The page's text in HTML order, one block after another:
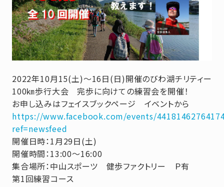
2022年10月15(土)～16日(日)開催のびわ湖チリティー
100㎞歩行大会 完歩に向けての練習会を開催！
お申し込みはフェイスブックページ イベントから
https://www.facebook.com/events/
ref=newsfeed
開催日時：1月29日(土)
開催時間：13:00～16:00
集合場所：中山スポーツ 健歩ファクトリー Ｐ有
第1回練習コース